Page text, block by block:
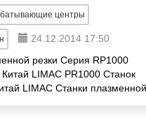
центры
24.12.2014 17:50
резки Серия RP1000
LIMAC PR1000 Станок
LIMAC Станки плазменной